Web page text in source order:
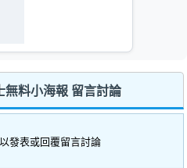
料小海報 留言討論
發表或回覆留言討論